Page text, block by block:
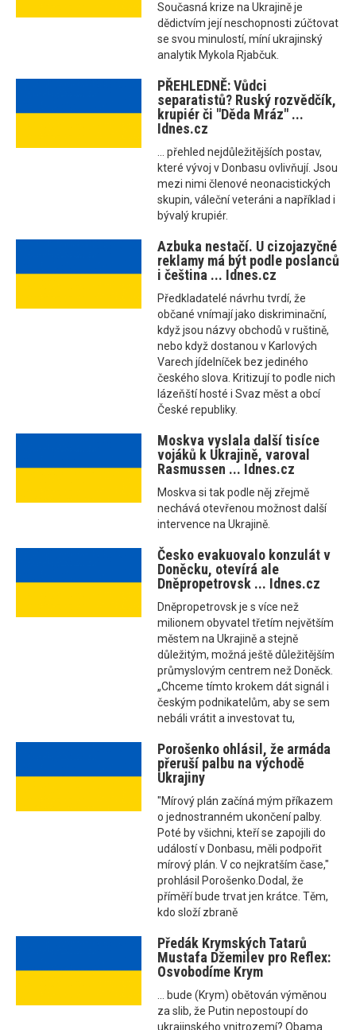
Současná krize na Ukrajině je
dědictvím její neschopnosti zúčtovat
se svou minulostí, míní ukrajinský
analytik Mykola Rjabčuk.
PŘEHLEDNĚ: Vůdci
separatistů? Ruský rozvědčík,
krupiér či "Děda Mráz" ...
Idnes.cz
... přehled nejdůležitějších postav,
které vývoj v Donbasu ovlivňují. Jsou
mezi nimi členové neonacistických
skupin, váleční veteráni a například i
bývalý krupiér.
Azbuka nestačí. U cizojazyčné
reklamy má být podle poslanců
i čeština ... Idnes.cz
Předkladatelé návrhu tvrdí, že
občané vnímají jako diskriminační,
když jsou názvy obchodů v ruštině,
nebo když dostanou v Karlových
Varech jídelníček bez jediného
českého slova. Kritizují to podle nich
lázeňští hosté i Svaz měst a obcí
České republiky.
Moskva vyslala další tisíce
vojáků k Ukrajině, varoval
Rasmussen ... Idnes.cz
Moskva si tak podle něj zřejmě
nechává otevřenou možnost další
intervence na Ukrajině.
Česko evakuovalo konzulát v
Doněcku, otevírá ale
Dněpropetrovsk ... Idnes.cz
Dněpropetrovsk je s více než
milionem obyvatel třetím největším
městem na Ukrajině a stejně
důležitým, možná ještě důležitějším
průmyslovým centrem než Doněck.
„Chceme tímto krokem dát signál i
českým podnikatelům, aby se sem
nebáli vrátit a investovat tu,
Porošenko ohlásil, že armáda
přeruší palbu na východě
Ukrajiny
"Mírový plán začíná mým příkazem
o jednostranném ukončení palby.
Poté by všichni, kteří se zapojili do
událostí v Donbasu, měli podpořit
mírový plán. V co nejkratším čase,"
prohlásil Porošenko.Dodal, že
příměří bude trvat jen krátce. Těm,
kdo složí zbraně
Předák Krymských Tatarů
Mustafa Džemilev pro Reflex:
Osvobodíme Krym
... bude (Krym) obětován výměnou
za slib, že Putin nepostoupí do
ukrajinského vnitrozemí? Obama